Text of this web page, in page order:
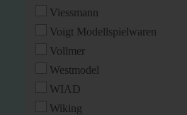
Viessmann
Voigt Modellspielwaren
Vollmer
Westmodel
WIAD
Wiking